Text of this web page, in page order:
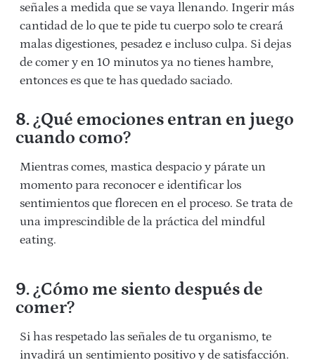
señales a medida que se vaya llenando. Ingerir más
cantidad de lo que te pide tu cuerpo solo te creará
malas digestiones, pesadez e incluso culpa. Si dejas
de comer y en 10 minutos ya no tienes hambre,
entonces es que te has quedado saciado.
8. ¿Qué emociones entran en juego
cuando como?
Mientras comes, mastica despacio y párate un
momento para reconocer e identificar los
sentimientos que florecen en el proceso. Se trata de
una imprescindible de la práctica del mindful
eating.
9. ¿Cómo me siento después de
comer?
Si has respetado las señales de tu organismo, te
invadirá un sentimiento positivo y de satisfacción.